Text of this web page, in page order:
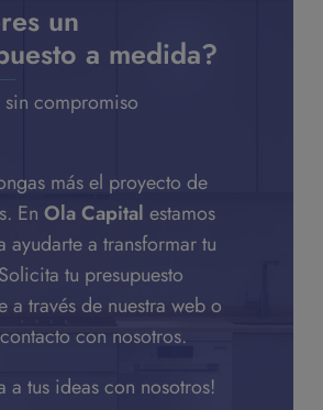
un
a medida?
compromiso
más el proyecto de
En Ola Capital estamos
ayudarte a transformar tu
tu presupuesto
a través de nuestra web o
con nosotros.
a tus ideas con nosotros!